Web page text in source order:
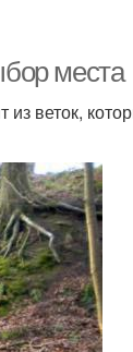
места
из веток,